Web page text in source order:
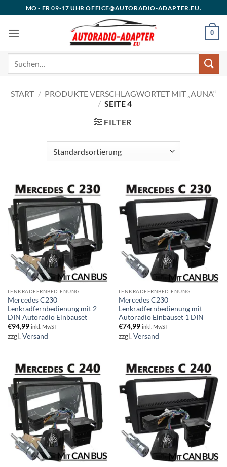
Inhalt
springen
MO - FR 09-17 UHR OFFICE@AUTORADIO-ADAPTER.EU.
0
START / PRODUKTE VERSCHLAGWORTET MIT „AUNA“
/ SEITE 4
FILTER
LENKRADFERNBEDIENUNG
Mercedes C230
Lenkradfernbedienung mit 2
DIN Autoradio Einbauset
€94,99 inkl. MwST
zzgl.Versand
LENKRADFERNBEDIENUNG
Mercedes C230
Lenkradfernbedienung mit
Autoradio Einbauset 1 DIN
€74,99 inkl. MwST
zzgl.Versand